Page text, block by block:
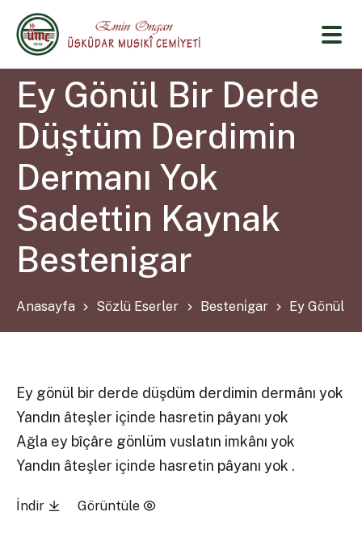
Ey Gönül Bir Derde
Düştüm Derdimin
Dermanı Yok
Sadettin Kaynak
Bestenigar
Anasayfa Sözlü Eserler Besteni̇gar Ey Gönül
Ey gönül bir derde düşdüm derdimin dermânı yok
Yandın âteşler içinde hasretin pâyanı yok
Ağla ey bîçâre gönlüm vuslatın imkânı yok
Yandın âteşler içinde hasretin pâyanı yok .
İndir Görüntüle